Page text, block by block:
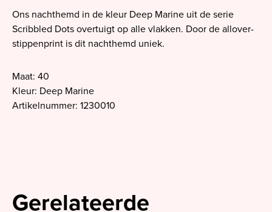
Ons nachthemd in de kleur Deep Marine uit de serie
Scribbled Dots overtuigt op alle vlakken. Door de allover-
stippenprint is dit nachthemd uniek.
Maat: 40
Kleur: Deep Marine
Artikelnummer: 1230010
Gerelateerde